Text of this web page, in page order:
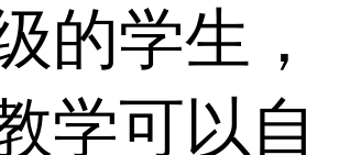
的学生，
学可以自